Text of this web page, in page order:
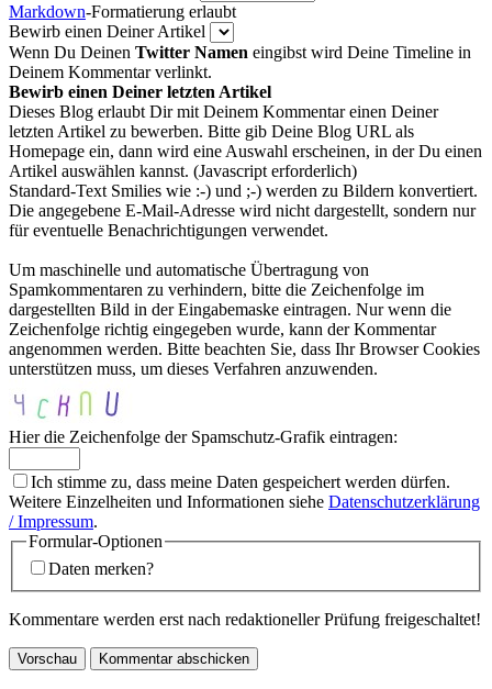
Markdown-Formatierung erlaubt
Bewirb einen Deiner Artikel
Wenn Du Deinen Twitter Namen eingibst wird Deine Timeline in
Deinem Kommentar verlinkt.
Bewirb einen Deiner letzten Artikel
Dieses Blog erlaubt Dir mit Deinem Kommentar einen Deiner
letzten Artikel zu bewerben. Bitte gib Deine Blog URL als
Homepage ein, dann wird eine Auswahl erscheinen, in der Du einen
Artikel auswählen kannst. (Javascript erforderlich)
Standard-Text Smilies wie :-) und ;-) werden zu Bildern konvertiert.
Die angegebene E-Mail-Adresse wird nicht dargestellt, sondern nur
für eventuelle Benachrichtigungen verwendet.
Um maschinelle und automatische Übertragung von
Spamkommentaren zu verhindern, bitte die Zeichenfolge im
dargestellten Bild in der Eingabemaske eintragen. Nur wenn die
Zeichenfolge richtig eingegeben wurde, kann der Kommentar
angenommen werden. Bitte beachten Sie, dass Ihr Browser Cookies
unterstützen muss, um dieses Verfahren anzuwenden.
Hier die Zeichenfolge der Spamschutz-Grafik eintragen:
Ich stimme zu, dass meine Daten gespeichert werden dürfen.
Weitere Einzelheiten und Informationen siehe Datenschutzerklärung
/ Impressum.
Formular-Optionen
Daten merken?
Kommentare werden erst nach redaktioneller Prüfung freigeschaltet!